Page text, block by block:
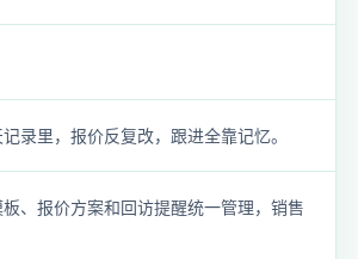
录里，报价反复改，跟进全靠记忆。
、报价方案和回访提醒统一管理，销售